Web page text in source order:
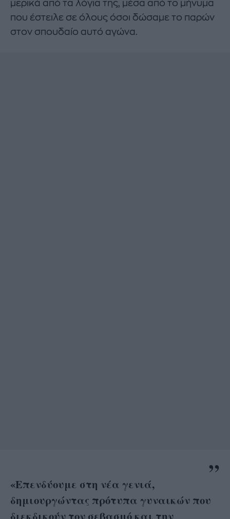
μερικά από τα λόγια της, μέσα από το μήνυμα
που έστειλε σε όλους όσοι δώσαμε το παρών
στον σπουδαίο αυτό αγώνα.
«Επενδύουμε στη νέα γενιά,
δημιουργώντας πρότυπα γυναικών που